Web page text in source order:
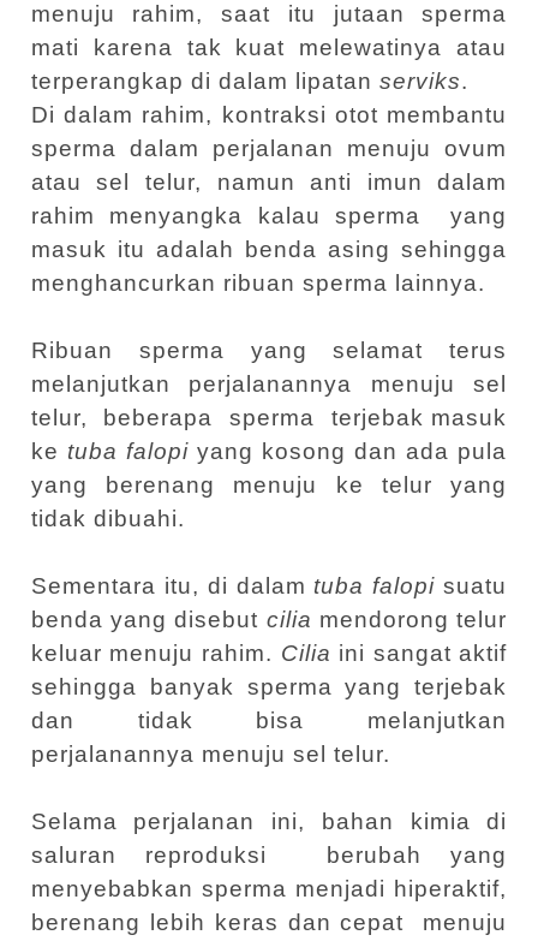
menuju rahim, saat itu jutaan sperma
mati karena tak kuat melewatinya atau
terperangkap di dalam lipatan serviks.
Di dalam rahim, kontraksi otot membantu
sperma dalam perjalanan menuju ovum
atau sel telur, namun anti imun dalam
rahim menyangka kalau sperma
yang
masuk itu adalah benda asing sehingga
menghancurkan ribuan sperma lainnya.
Ribuan sperma yang selamat terus
melanjutkan perjalanannya menuju sel
telur,
beberapa sperma
terjebak masuk
ke tuba falopiyang kosong dan ada pula
yang berenang menuju ke telur yang
tidak dibuahi.
Sementara itu, di dalam tuba falopi suatu
benda yang disebut cilia mendorong telur
keluar menuju rahim. Cilia ini sangat aktif
sehingga banyak sperma yang terjebak
dan tidak bisa melanjutkan
perjalanannya menuju sel telur.
Selama perjalanan ini, bahan kimia di
saluran reproduksi
berubah yang
menyebabkan sperma menjadi hiperaktif,
berenang lebih keras dan cepat
menuju